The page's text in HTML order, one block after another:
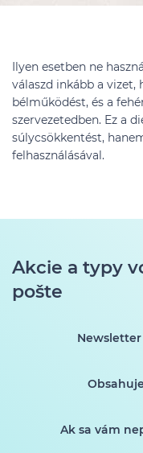
Ilyen esetben ne
válaszd inkább a
bélműködést, és a
szervezetedben. Ez a
súlycsökkentést,
felhasználásával.
Akcie a typy
pošte
Ak sa vám